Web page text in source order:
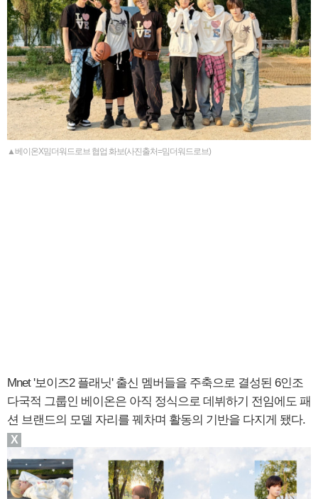
▲베이온X밈더워드로브 협업 화보(사진출처=밈더워드로브)
Mnet '보이즈2 플래닛' 출신 멤버들을 주축으로 결성된 6인조
다국적 그룹인 베이온은 아직 정식으로 데뷔하기 전임에도 패
션 브랜드의 모델 자리를 꿰차며 활동의 기반을 다지게 됐다.
X